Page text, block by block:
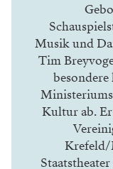
Musik und
Tim
Kultur ab.
Krefeld/